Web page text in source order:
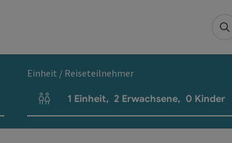
Einheit / Reiseteilnehmer
Einheitenanzahl und Personenfelder
1 Einheit, 2 Erwachsene, 0 Kinder